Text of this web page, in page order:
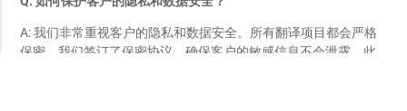
A: 我们非常重视客户的隐私和数据安全。所有翻译项目都会严格
保密，我们签订了保密协议，确保客户的敏感信息不会泄露。此